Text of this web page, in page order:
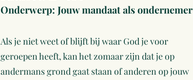
Onderwerp: Jouw mandaat als ondernemer
Als je niet weet of blijft bij waar God je voor
geroepen heeft, kan het zomaar zijn dat je op
andermans grond gaat staan of anderen op jouw